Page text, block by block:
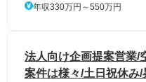
年収330万円～550万円
法人向け企画提案営業/
案件は様々/土日祝休み/